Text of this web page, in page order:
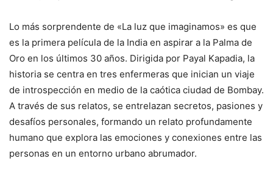
Lo más sorprendente de «La luz que imaginamos» es que
es la primera película de la India en aspirar a la Palma de
Oro en los últimos 30 años. Dirigida por Payal Kapadia, la
historia se centra en tres enfermeras que inician un viaje
de introspección en medio de la caótica ciudad de Bombay.
A través de sus relatos, se entrelazan secretos, pasiones y
desafíos personales, formando un relato profundamente
humano que explora las emociones y conexiones entre las
personas en un entorno urbano abrumador.